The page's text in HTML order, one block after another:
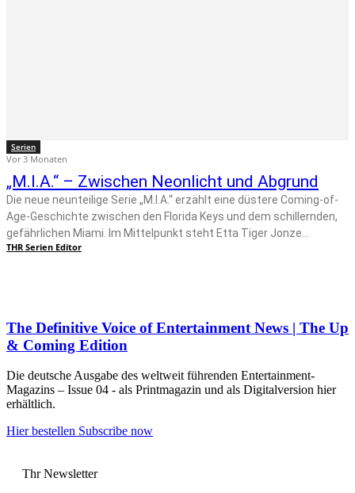
Serien
Vor 3 Monaten
„M.I.A.“ – Zwischen Neonlicht und Abgrund
Die neue neunteilige Serie „M.I.A.“ erzählt eine düstere Coming-of-
Age-Geschichte zwischen den Florida Keys und dem schillernden,
gefährlichen Miami. Im Mittelpunkt steht Etta Tiger Jonze...
THR Serien Editor
The Definitive Voice of Entertainment News | The Up
& Coming Edition
Die deutsche Ausgabe des weltweit führenden Entertainment-
Magazins – Issue 04 - als Printmagazin und als Digitalversion hier
erhältlich.
Hier bestellen Subscribe now
Thr Newsletter